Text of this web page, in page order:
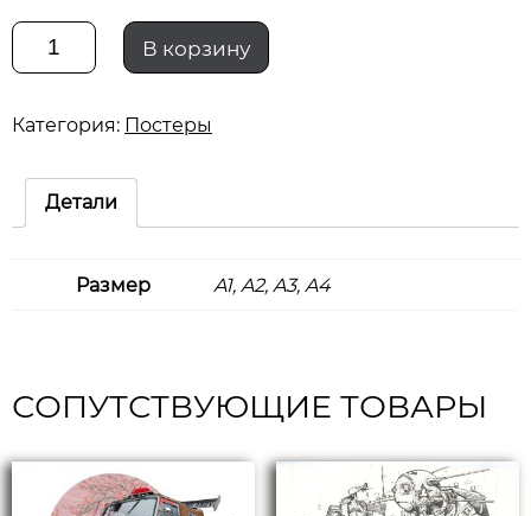
Количество
baja
SE
В корзину
Категория: Постеры
Детали
Размер A1, A2, A3, A4
СОПУТСТВУЮЩИЕ ТОВАРЫ